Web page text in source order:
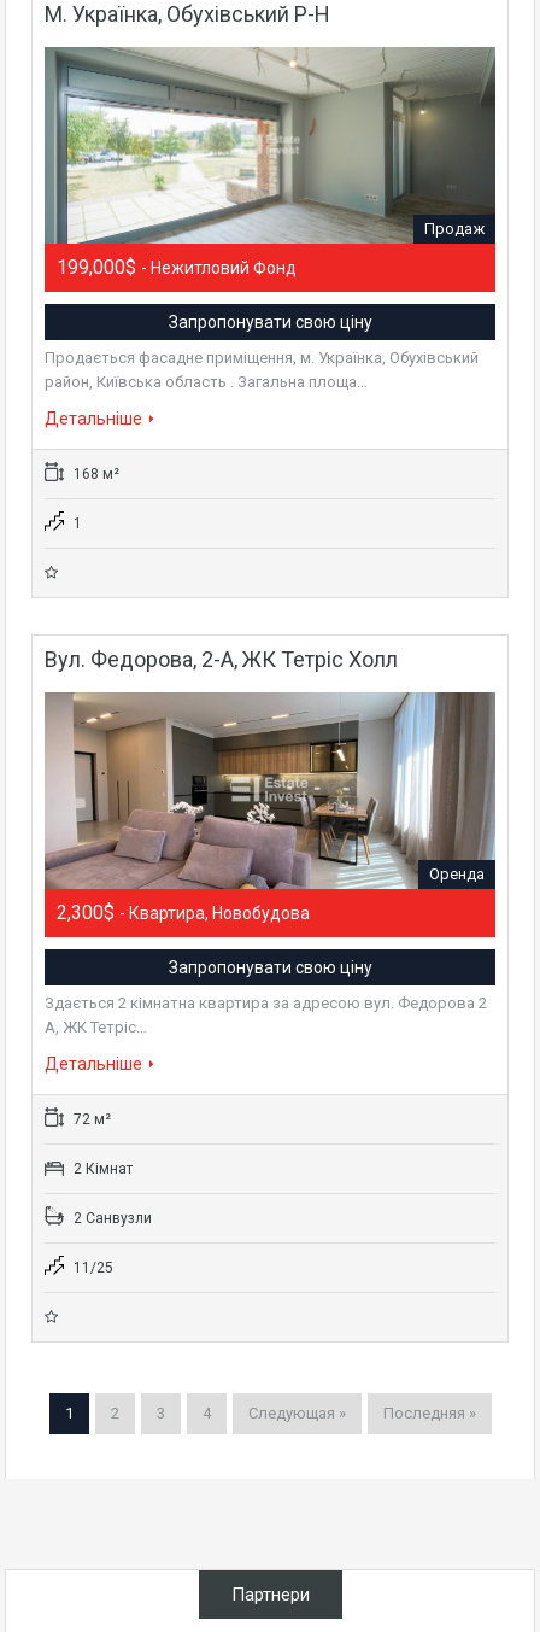
М. Українка, Обухівський Р-Н
Продаж
199,000$ - Нежитловий Фонд
Запропонувати свою ціну
Продається фасадне приміщення, м. Українка, Обухівський
район, Київська область . Загальна площа…
Детальніше
168 м²
1
Вул. Федорова, 2-А, ЖК Тетріс Холл
Оренда
2,300$ - Квартира, Новобудова
Запропонувати свою ціну
Здається 2 кімнатна квартира за адресою вул. Федорова 2
А, ЖК Тетріс…
Детальніше
72 м²
2 Кімнат
2 Санвузли
11/25
1 2 3 4 Следующая » Последняя »
Партнери